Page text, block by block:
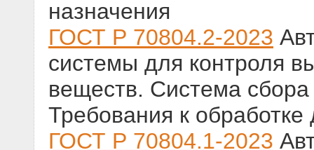
назначения
ГОСТ Р 70804.2-2023
системы для контроля
веществ. Система
Требования к
ГОСТ Р 70804.1-2023